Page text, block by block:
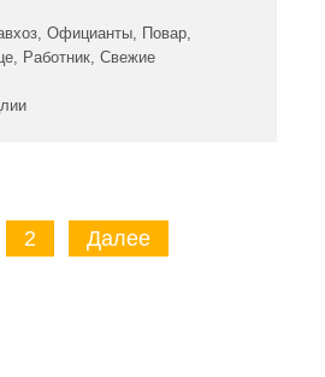
, Официанты, Повар,
, Работник, Свежие
2 Далее